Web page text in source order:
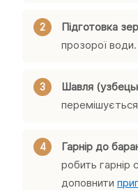
Підготовка
прозорої
Шавля
Гарнір до
робить гарнір
доповнити